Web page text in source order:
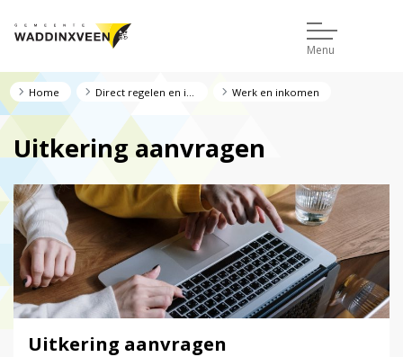
Menu
Home Werk en inkomen
Uitkering aanvragen
Uitkering aanvragen